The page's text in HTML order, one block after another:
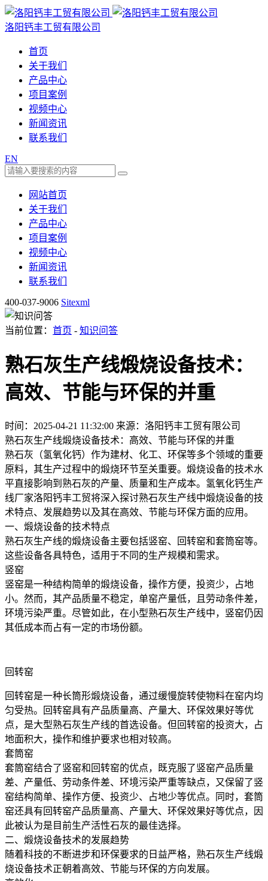
洛阳钙丰工贸有限公司
首页
关于我们
产品中心
项目案例
视频中心
新闻资讯
联系我们
EN
网站首页
关于我们
产品中心
项目案例
视频中心
新闻资讯
联系我们
400-037-9006 Sitexml
当前位置： 首页 - 知识问答
熟石灰生产线煅烧设备技术：
高效、节能与环保的并重
时间：2025-04-21 11:32:00 来源：洛阳钙丰工贸有限公司
熟石灰生产线煅烧设备技术：高效、节能与环保的并重
熟石灰（氢氧化钙）作为建材、化工、环保等多个领域的重要
原料，其生产过程中的煅烧环节至关重要。煅烧设备的技术水
平直接影响到熟石灰的产量、质量和生产成本。氢氧化钙生产
线厂家洛阳钙丰工贸将深入探讨熟石灰生产线中煅烧设备的技
术特点、发展趋势以及其在高效、节能与环保方面的应用。
一、煅烧设备的技术特点
熟石灰生产线的煅烧设备主要包括竖窑、回转窑和套筒窑等。
这些设备各具特色，适用于不同的生产规模和需求。
竖窑
竖窑是一种结构简单的煅烧设备，操作方便，投资少，占地
小。然而，其产品质量不稳定，单窑产量低，且劳动条件差，
环境污染严重。尽管如此，在小型熟石灰生产线中，竖窑仍因
其低成本而占有一定的市场份额。
回转窑
回转窑是一种长筒形煅烧设备，通过缓慢旋转使物料在窑内均
匀受热。回转窑具有产品质量高、产量大、环保效果好等优
点，是大型熟石灰生产线的首选设备。但回转窑的投资大，占
地面积大，操作和维护要求也相对较高。
套筒窑
套筒窑结合了竖窑和回转窑的优点，既克服了竖窑产品质量
差、产量低、劳动条件差、环境污染严重等缺点，又保留了竖
窑结构简单、操作方便、投资少、占地少等优点。同时，套筒
窑还具有回转窑产品质量高、产量大、环保效果好等优点，因
此被认为是目前生产活性石灰的最佳选择。
二、煅烧设备技术的发展趋势
随着科技的不断进步和环保要求的日益严格，熟石灰生产线煅
烧设备技术正朝着高效、节能与环保的方向发展。